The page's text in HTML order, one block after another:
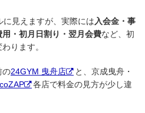
見えますが、実際には 入会金・事
・初月日割り・翌月会費など、初
ります。
の24GYM 曳舟店
と、京成曳舟・
各店で料金の見方が少し違